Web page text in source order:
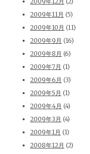
2009年11月 (5)
2009年10月 (11)
2009年9月 (16)
2009年8月 (6)
2009年7月 (1)
2009年6月 (3)
2009年5月 (1)
2009年4月 (4)
2009年3月 (4)
2009年1月 (1)
2008年12月 (2)